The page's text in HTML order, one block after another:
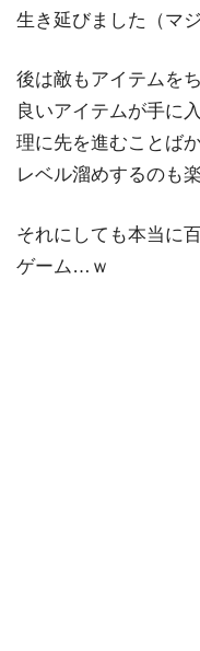
生き延びました（マ
後は敵もアイテムを
良いアイテムが手に
理に先を進むことば
レベル溜めするのも
それにしても本当に
ゲーム…ｗ